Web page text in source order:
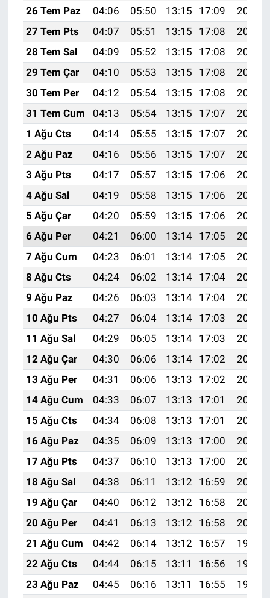
26 Tem Paz
04:06 05:50 13:15 17:09
20:30
27 Tem Pts
04:07 05:51 13:15 17:08
20:29
28 Tem Sal
04:09 05:52 13:15 17:08
20:28
29 Tem Çar
04:10 05:53 13:15 17:08
20:27
30 Tem Per
04:12 05:54 13:15 17:08
20:26
31 Tem Cum
04:13 05:54 13:15 17:07
20:25
1 Ağu Cts
04:14 05:55 13:15 17:07
20:24
2 Ağu Paz
04:16 05:56 13:15 17:07
20:23
3 Ağu Pts
04:17 05:57 13:15 17:06
20:22
4 Ağu Sal
04:19 05:58 13:15 17:06
20:21
5 Ağu Çar
04:20 05:59 13:15 17:06
20:20
6 Ağu Per
04:21 06:00 13:14 17:05
20:19
7 Ağu Cum
04:23 06:01 13:14 17:05
20:18
8 Ağu Cts
04:24 06:02 13:14 17:04
20:17
9 Ağu Paz
04:26 06:03 13:14 17:04
20:15
10 Ağu Pts
04:27 06:04 13:14 17:03
20:14
11 Ağu Sal
04:29 06:05 13:14 17:03
20:13
12 Ağu Çar
04:30 06:06 13:14 17:02
20:12
13 Ağu Per
04:31 06:06 13:13 17:02
20:10
14 Ağu Cum
04:33 06:07 13:13 17:01
20:09
15 Ağu Cts
04:34 06:08 13:13 17:01
20:08
16 Ağu Paz
04:35 06:09 13:13 17:00
20:06
17 Ağu Pts
04:37 06:10 13:13 17:00
20:05
18 Ağu Sal
04:38 06:11 13:12 16:59
20:04
19 Ağu Çar
04:40 06:12 13:12 16:58
20:02
20 Ağu Per
04:41 06:13 13:12 16:58
20:01
21 Ağu Cum
04:42 06:14 13:12 16:57
19:59
22 Ağu Cts
04:44 06:15 13:11 16:56
19:58
23 Ağu Paz
04:45 06:16 13:11 16:55
19:57